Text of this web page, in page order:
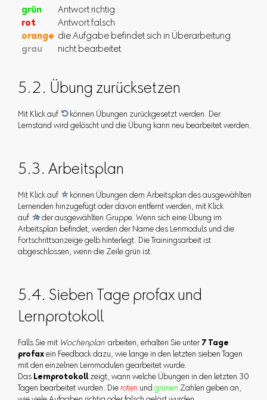
grün
Antwort richtig
rot
Antwort falsch
orange die Aufgabe befindet sich in Überarbeitung
grau
nicht bearbeitet
5.2. Übung zurücksetzen
Mit Klick auf können Übungen zurückgesetzt werden. Der
Lernstand wird gelöscht und die Übung kann neu bearbeitet werden.
5.3. Arbeitsplan
Mit Klick auf können Übungen dem Arbeitsplan des ausgewählten
Lernenden hinzugefügt oder davon entfernt werden, mit Klick
auf der ausgewählten Gruppe. Wenn sich eine Übung im
Arbeitsplan befindet, werden der Name des Lenmoduls und die
Fortschrittsanzeige gelb hinterlegt. Die Trainingsarbeit ist
abgeschlossen, wenn die Zeile grün ist.
5.4. Sieben Tage profax und
Lernprotokoll
Falls Sie mit Wochenplanarbeiten, erhalten Sie unter 7 Tage
profaxein Feedback dazu, wie lange in den letzten sieben Tagen
mit den einzelnen Lernmodulen gearbeitet wurde.
Das Lernprotokollzeigt, wann welche Übungen in den letzten 30
Tagen bearbeitet wurden. Die roten und grünen Zahlen geben an,